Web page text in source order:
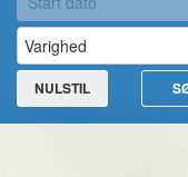
NULSTIL